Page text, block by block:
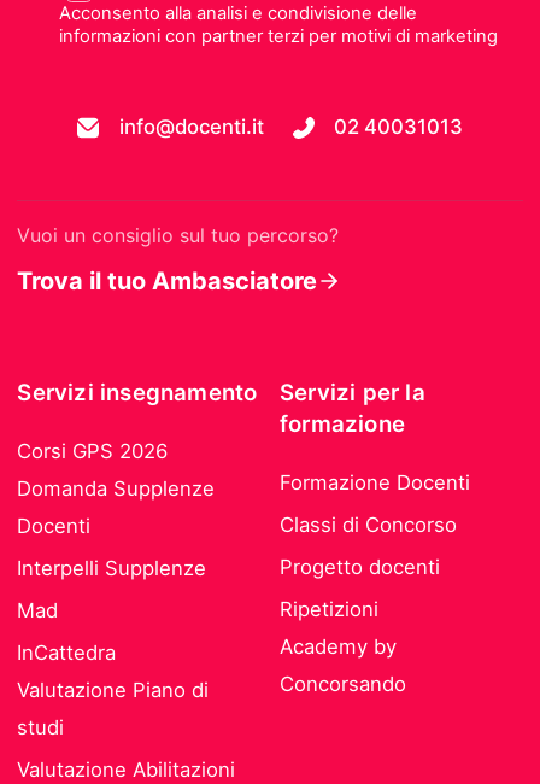
Acconsento alla analisi e condivisione delle
informazioni con partner terzi per motivi di marketing
info@docenti.it 02 40031013
Vuoi un consiglio sul tuo percorso?
Trova il tuo Ambasciatore
Servizi insegnamento
Corsi GPS 2026
Domanda Supplenze
Docenti
Interpelli Supplenze
Mad
InCattedra
Valutazione Piano di
studi
Valutazione Abilitazioni
Servizi per la
formazione
Formazione Docenti
Classi di Concorso
Progetto docenti
Ripetizioni
Academy by
Concorsando